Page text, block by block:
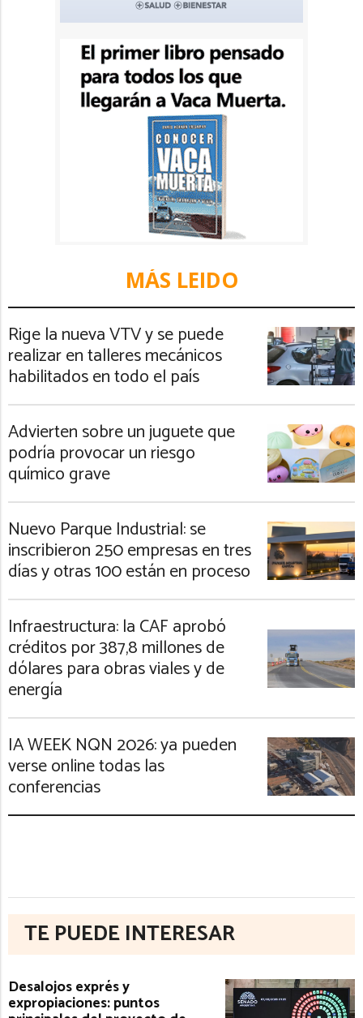
MÁS LEIDO
Rige la nueva VTV y se puede
realizar en talleres mecánicos
habilitados en todo el país
Advierten sobre un juguete que
podría provocar un riesgo
químico grave
Nuevo Parque Industrial: se
inscribieron 250 empresas en tres
días y otras 100 están en proceso
Infraestructura: la CAF aprobó
créditos por 387,8 millones de
dólares para obras viales y de
energía
IA WEEK NQN 2026: ya pueden
verse online todas las
conferencias
TE PUEDE INTERESAR
Desalojos exprés y
expropiaciones: puntos